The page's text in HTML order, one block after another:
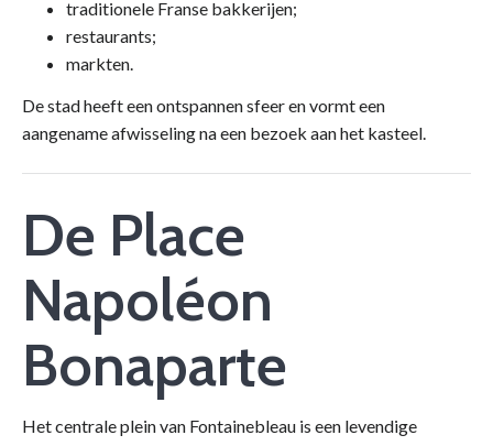
traditionele Franse bakkerijen;
restaurants;
markten.
De stad heeft een ontspannen sfeer en vormt een
aangename afwisseling na een bezoek aan het kasteel.
De Place
Napoléon
Bonaparte
Het centrale plein van Fontainebleau is een levendige